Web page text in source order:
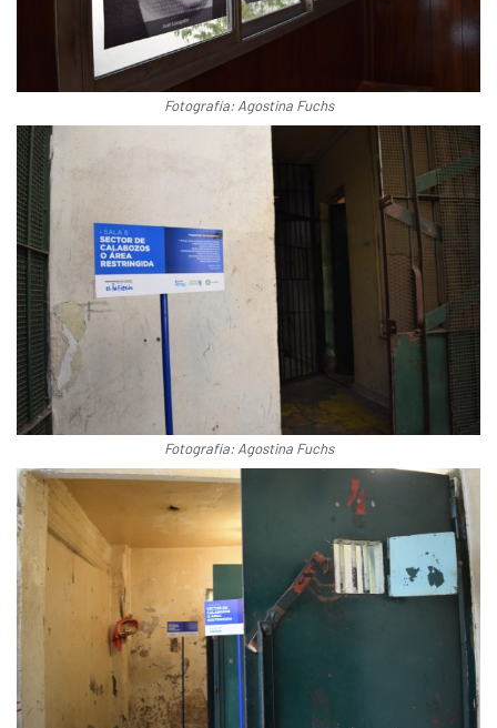
Fotografía: Agostina Fuchs
Fotografía: Agostina Fuchs